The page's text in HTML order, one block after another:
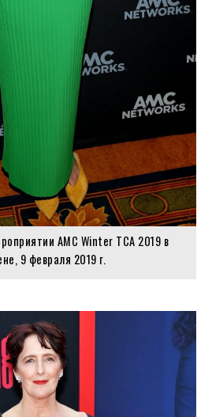
AMC Winter TCA 2019 в
9 февраля 2019 г.